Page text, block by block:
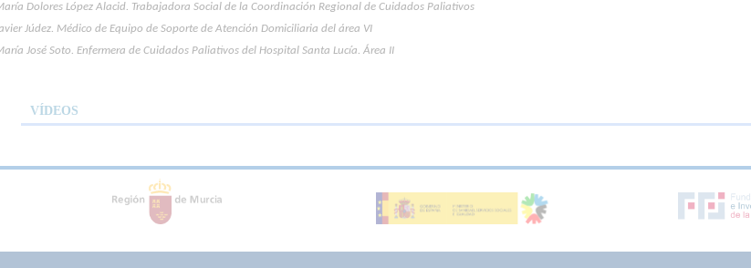
Dolores López Alacid. Trabajadora Social de la Coordinación Regional de Cuidados Paliativos
Júdez. Médico de Equipo de Soporte de Atención Domiciliaria del área VI
José Soto. Enfermera de Cuidados Paliativos del Hospital Santa Lucía. Área II
VÍDEOS